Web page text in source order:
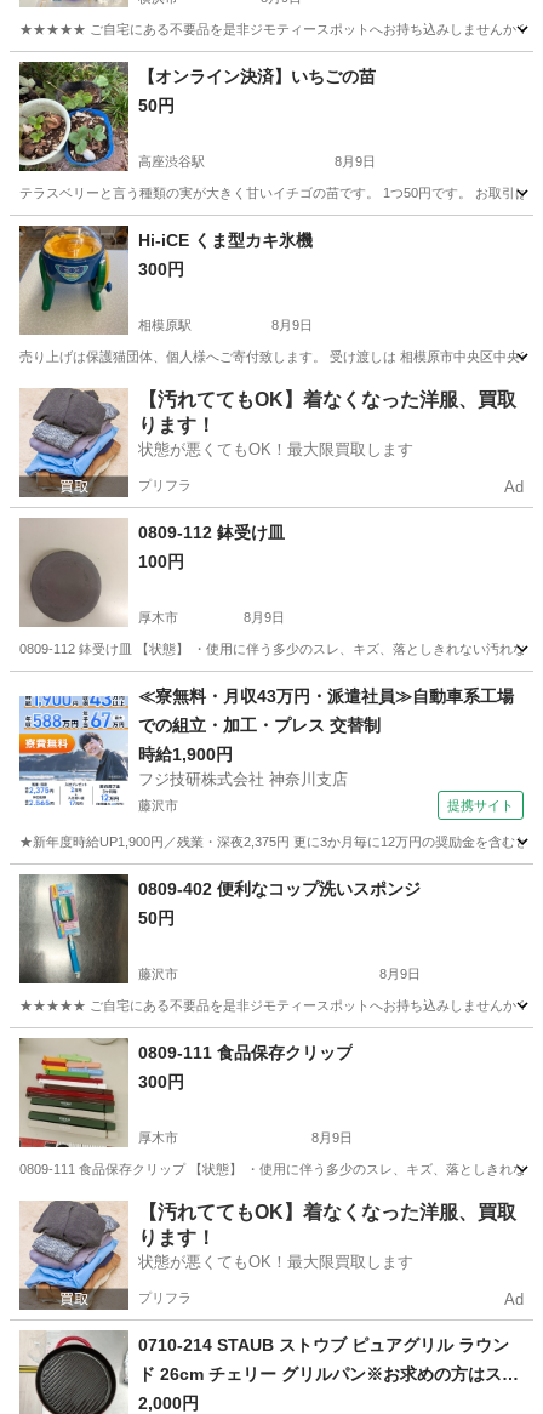
★★★★★ ご自宅にある不要品を是非ジモティースポットへお持ち込みしませんか？
神奈川 横浜市 食器 切子
【オンライン決済】いちごの苗
50円
高座渋谷駅 8月9日
テラスベリーと言う種類の実が大きく甘いイチゴの苗です。 1つ50円です。 お取引
神奈川 大和市 高座渋谷駅 家庭用品
Hi-iCE くま型カキ氷機
300円
相模原駅 8月9日
売り上げは保護猫団体、個人様へご寄付致します。 受け渡しは 相模原市中央区中央
神奈川 相模原市 相模原駅 調理器具
【汚れててもOK】着なくなった洋服、買取
ります！
状態が悪くてもOK！最大限買取します
プリフラ Ad
0809-112 鉢受け皿
100円
厚木市 8月9日
0809-112 鉢受け皿 【状態】 ・使用に伴う多少のスレ、キズ、落としきれない汚れ
食器 現地
≪寮無料・月収43万円・派遣社員≫自動車系工場
での組立・加工・プレス 交替制
時給1,900円
フジ技研株式会社 神奈川支店
藤沢市 提携サイト
★新年度時給UP1,900円／残業・深夜2,375円 更に3か月毎に12万円の奨励金を含む
神奈川 藤沢市 0809-402 便利なコップ洗いスポンジ
50円
藤沢市 8月9日
★★★★★ ご自宅にある不要品を是非ジモティースポットへお持ち込みしませんか？
神奈川 藤沢市 現地
0809-111 食品保存クリップ
300円
厚木市 8月9日
0809-111 食品保存クリップ 【状態】 ・使用に伴う多少のスレ、キズ、落としきれ
神奈川 厚木市 生活雑貨 現地
【汚れててもOK】着なくなった洋服、買取
ります！
状態が悪くてもOK！最大限買取します
プリフラ Ad
0710-214 STAUB ストウブ ピュアグリル ラウン
ド 26cm チェリー グリルパン※お求めの方はスタ
ッフまでお声がけください
2,000円